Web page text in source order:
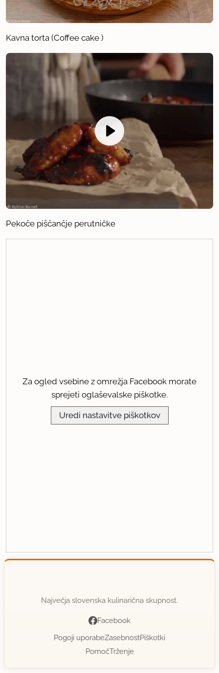
Kavna torta (Coffee cake )
Pekoče piščančje perutničke
Za ogled vsebine z omrežja Facebook morate
sprejeti oglaševalske piškotke.
Uredi nastavitve piškotkov
Največja slovenska kulinarična skupnost.
Facebook
Pogoji uporabeZasebnostPiškotki
PomočTrženje